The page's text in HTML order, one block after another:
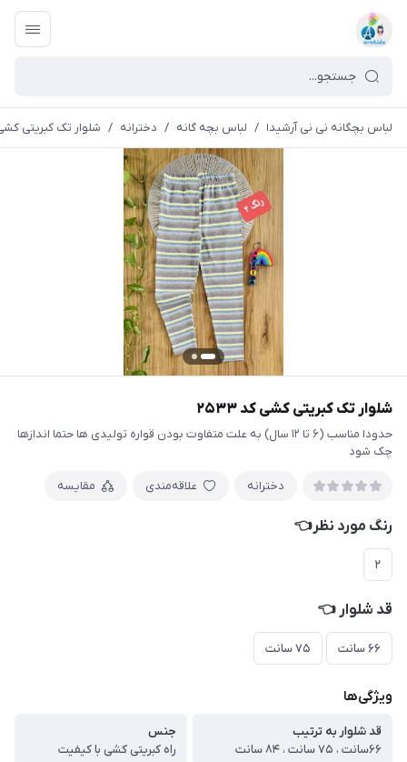
لباس بچگانه نی نی آرشیدا / لباس بچه گانه / دخترانه / شلوار تک کبریتی کشی
شلوار تک کبریتی کشی کد ۲۵۳۳
حدودا مناسب (۶ تا ۱۲ سال) به علت متفاوت بودن قواره تولیدی ها حتما اندازها
چک شود
دخترانه علاقه‌مندی مقایسه
رنگ مورد نظر👈
۲
قد شلوار 👈
۶۶ سانت ۷۵ سانت
ویژگی‌ها
قد شلوار به ترتیب
۶۶سانت ، ۷۵ سانت ، ۸۴ سانت
جنس
راه کبریتی کشی با کیفیت